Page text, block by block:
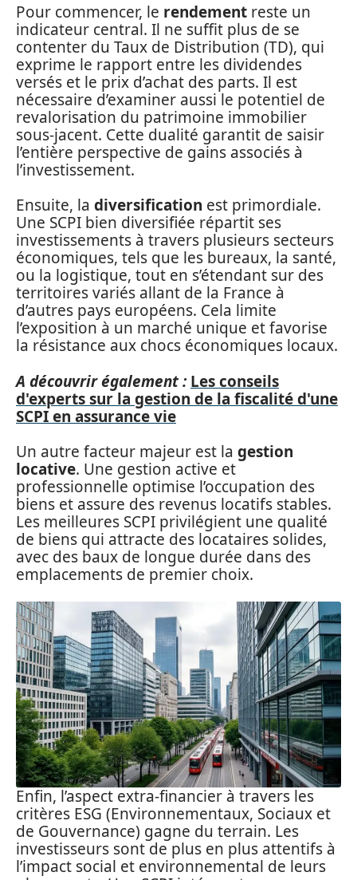
Pour commencer, le rendement reste un
indicateur central. Il ne suffit plus de se
contenter du Taux de Distribution (TD), qui
exprime le rapport entre les dividendes
versés et le prix d’achat des parts. Il est
nécessaire d’examiner aussi le potentiel de
revalorisation du patrimoine immobilier
sous-jacent. Cette dualité garantit de saisir
l’entière perspective de gains associés à
l’investissement.
Ensuite, la diversification est primordiale.
Une SCPI bien diversifiée répartit ses
investissements à travers plusieurs secteurs
économiques, tels que les bureaux, la santé,
ou la logistique, tout en s’étendant sur des
territoires variés allant de la France à
d’autres pays européens. Cela limite
l’exposition à un marché unique et favorise
la résistance aux chocs économiques locaux.
A découvrir également : Les conseils
d'experts sur la gestion de la fiscalité d'une
SCPI en assurance vie
Un autre facteur majeur est la gestion
locative. Une gestion active et
professionnelle optimise l’occupation des
biens et assure des revenus locatifs stables.
Les meilleures SCPI privilégient une qualité
de biens qui attracte des locataires solides,
avec des baux de longue durée dans des
emplacements de premier choix.
Enfin, l’aspect extra-financier à travers les
critères ESG (Environnementaux, Sociaux et
de Gouvernance) gagne du terrain. Les
investisseurs sont de plus en plus attentifs à
l’impact social et environnemental de leurs